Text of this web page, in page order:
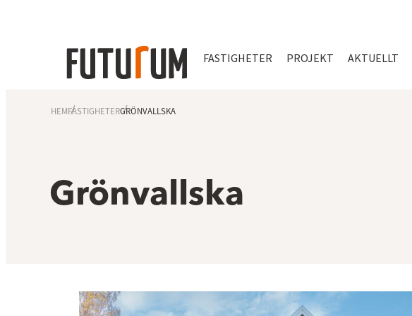
FASTIGHETER PROJEKT AKTUELLT
HEMFASTIGHETERGRÖNVALLSKA
Grönvallska